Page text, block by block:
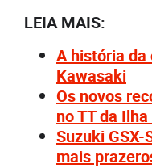
LEIA MAIS:
A história da
Kawasaki
Os novos
no TT da
Suzuki
mais